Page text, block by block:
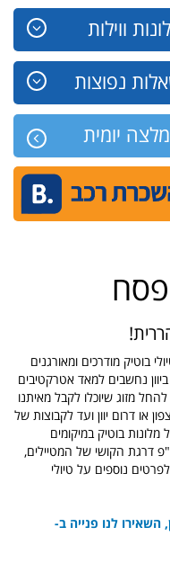
ווילות
נפוצות
יומית
בוטיק מודרכים ומאורגנים
נחשבים למאד אטרקטיבים
מזוג שיוכלו לקבל מאיתנו
או דרום יוון ועד לקבוצות של
מלונות בוטיק במיקומים
דרגת הקושי של המטיילים,
נוספים על טיולי
השאירו לנו פנייה ב-